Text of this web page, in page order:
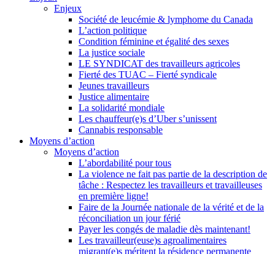
Enjeux
Société de leucémie & lymphome du Canada
L’action politique
Condition féminine et égalité des sexes
La justice sociale
LE SYNDICAT des travailleurs agricoles
Fierté des TUAC – Fierté syndicale
Jeunes travailleurs
Justice alimentaire
La solidarité mondiale
Les chauffeur(e)s d’Uber s’unissent
Cannabis responsable
Moyens d’action
Moyens d’action
L’abordabilité pour tous
La violence ne fait pas partie de la description de
tâche : Respectez les travailleurs et travailleuses
en première ligne!
Faire de la Journée nationale de la vérité et de la
réconciliation un jour férié
Payer les congés de maladie dès maintenant!
Les travailleur(euse)s agroalimentaires
migrant(e)s méritent la résidence permanente